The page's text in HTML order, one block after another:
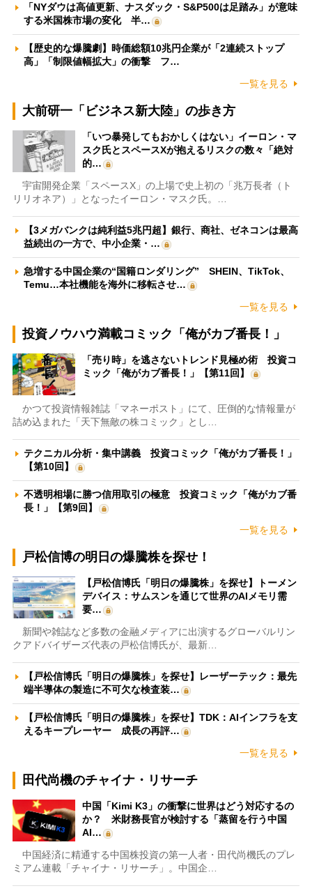
「NYダウは高値更新、ナスダック・S&P500は足踏み」が意味
する米国株市場の変化 半…
【歴史的な爆騰劇】時価総額10兆円企業が「2連続ストップ
高」「制限値幅拡大」の衝撃 フ…
一覧を見る
大前研一「ビジネス新大陸」の歩き方
「いつ暴発してもおかしくはない」イーロン・マ
スク氏とスペースXが抱えるリスクの数々「絶対
的…
宇宙開発企業「スペースX」の上場で史上初の「兆万長者（ト
リリオネア）」となったイーロン・マスク氏。…
【3メガバンクは純利益5兆円超】銀行、商社、ゼネコンは最高
益続出の一方で、中小企業・…
急増する中国企業の“国籍ロンダリング” SHEIN、TikTok、
Temu…本社機能を海外に移転させ…
一覧を見る
投資ノウハウ満載コミック「俺がカブ番長！」
「売り時」を逃さないトレンド見極め術 投資コ
ミック「俺がカブ番長！」【第11回】
かつて投資情報雑誌「マネーポスト」にて、圧倒的な情報量が
詰め込まれた「天下無敵の株コミック」とし…
テクニカル分析・集中講義 投資コミック「俺がカブ番長！」
【第10回】
不透明相場に勝つ信用取引の極意 投資コミック「俺がカブ番
長！」【第9回】
一覧を見る
戸松信博の明日の爆騰株を探せ！
【戸松信博氏「明日の爆騰株」を探せ】トーメン
デバイス：サムスンを通じて世界のAIメモリ需
要…
新聞や雑誌など多数の金融メディアに出演するグローバルリン
クアドバイザーズ代表の戸松信博氏が、最新…
【戸松信博氏「明日の爆騰株」を探せ】レーザーテック：最先
端半導体の製造に不可欠な検査装…
【戸松信博氏「明日の爆騰株」を探せ】TDK：AIインフラを支
えるキープレーヤー 成長の再評…
一覧を見る
田代尚機のチャイナ・リサーチ
中国「Kimi K3」の衝撃に世界はどう対応するの
か？ 米財務長官が検討する「蒸留を行う中国
AI…
中国経済に精通する中国株投資の第一人者・田代尚機氏のプレ
ミアム連載「チャイナ・リサーチ」。中国企…